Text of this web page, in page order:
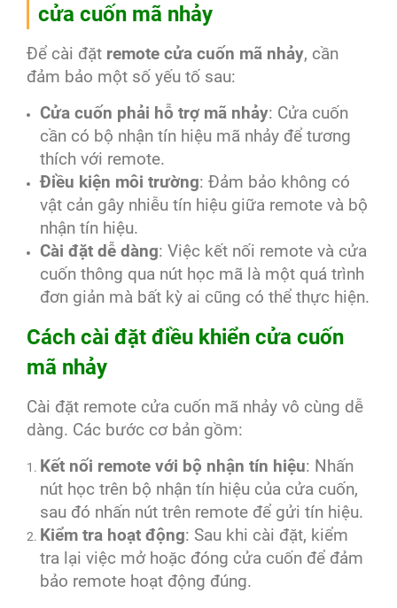
cửa cuốn mã nhảy
Để cài đặt remote cửa cuốn mã nhảy, cần
đảm bảo một số yếu tố sau:
Cửa cuốn phải hỗ trợ mã nhảy: Cửa cuốn
cần có bộ nhận tín hiệu mã nhảy để tương
thích với remote.
Điều kiện môi trường: Đảm bảo không có
vật cản gây nhiễu tín hiệu giữa remote và bộ
nhận tín hiệu.
Cài đặt dễ dàng: Việc kết nối remote và cửa
cuốn thông qua nút học mã là một quá trình
đơn giản mà bất kỳ ai cũng có thể thực hiện.
Cách cài đặt điều khiển cửa cuốn
mã nhảy
Cài đặt remote cửa cuốn mã nhảy vô cùng dễ
dàng. Các bước cơ bản gồm:
Kết nối remote với bộ nhận tín hiệu: Nhấn
nút học trên bộ nhận tín hiệu của cửa cuốn,
sau đó nhấn nút trên remote để gửi tín hiệu.
Kiểm tra hoạt động: Sau khi cài đặt, kiểm
tra lại việc mở hoặc đóng cửa cuốn để đảm
bảo remote hoạt động đúng.